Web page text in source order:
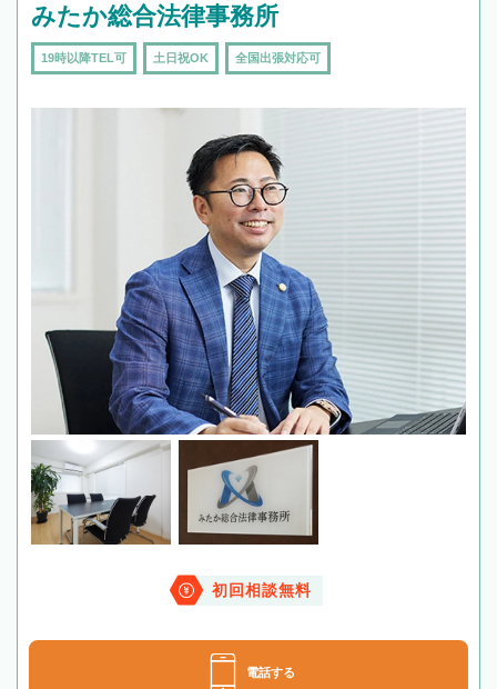
みたか総合法律事務所
19時以降TEL可 土日祝OK 全国出張対応可
初回相談無料
電話する